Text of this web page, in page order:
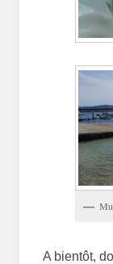
A bientôt,